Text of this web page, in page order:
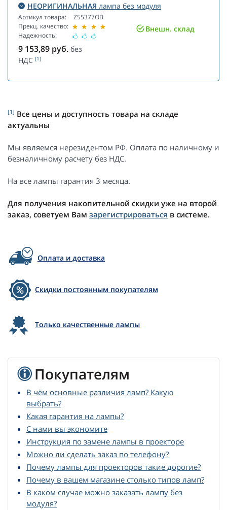
НЕОРИГИНАЛЬНАЯ лампа без модуля
Артикул товара:
Прекц. качество:
Надежность:
Z55377OB
Внешн. склад
9 153,89 руб. без
НДС [1]
[1] Все цены и доступность товара на складе
актуальны
Мы являемся нерезидентом РФ. Оплата по наличному и
безналичному расчету без НДС.
На все лампы гарантия 3 месяца.
Для получения накопительной скидки уже на второй
заказ, советуем Вам зарегистрироваться в системе.
Оплата и доставка
Скидки постоянным покупателям
Только качественные лампы
Покупателям
В чём основные различия ламп? Какую
выбрать?
Какая гарантия на лампы?
С нами вы экономите
Инструкция по замене лампы в проекторе
Можно ли сделать заказ по телефону?
Почему лампы для проекторов такие дорогие?
Почему в вашем магазине столько типов ламп?
В каком случае можно заказать лампу без
модуля?